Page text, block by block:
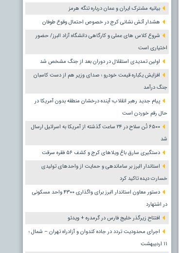
بیانیه مشترک ایران و عمان درباره تنگه هرمز
هشدار آتش نشانی کرج در خصوص احتمال وقوع طوفان
شروع کلاس های عملی و کارگاهی دانشگاه آزاد البرز/ حضور
اختیاری است
اولین تمدیدی استقلال در دوران بعد از جنگ مشخص شد
افزایش یکباره قیمت خودرو ؛ صدای وزیر هم از دست کاسبان
جنگ درآمد
پیام جدید رهبر انقلاب؛ آینده درخشان منطقه بدون آمریکا در
حال رقم خوردن است
۶۵۰۰ تُن سلاح در ۲۴ ساعت گذشته از آمریکا به اسرائیل ارسال
شد
دستگیری سارق باغ ویلاهای کرج و کشف ۵۶ فقره سرقت
استاندار البرز بر ساماندهی و حمایت از واحدهای تولیدی
خسارت دیده تاکید کرد
دستور معاون استاندار البرز برای واگذاری ۴۳۰۰ واحد مسکونی
در اشتهارد
افتتاح زیرگذر خلیج فارس در گرمدره + ویدئو
اجرای محدودیت تردد در جاده کندوان و آزادراه تهران – شمال ؛
١١ اردیبهشت